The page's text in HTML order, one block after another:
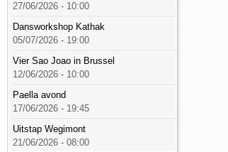
27/06/2026 - 10:00
Dansworkshop Kathak
05/07/2026 - 19:00
Vier Sao Joao in Brussel
12/06/2026 - 10:00
Paella avond
17/06/2026 - 19:45
Uitstap Wegimont
21/06/2026 - 08:00